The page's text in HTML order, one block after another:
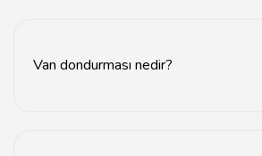
Van dondurması nedir?